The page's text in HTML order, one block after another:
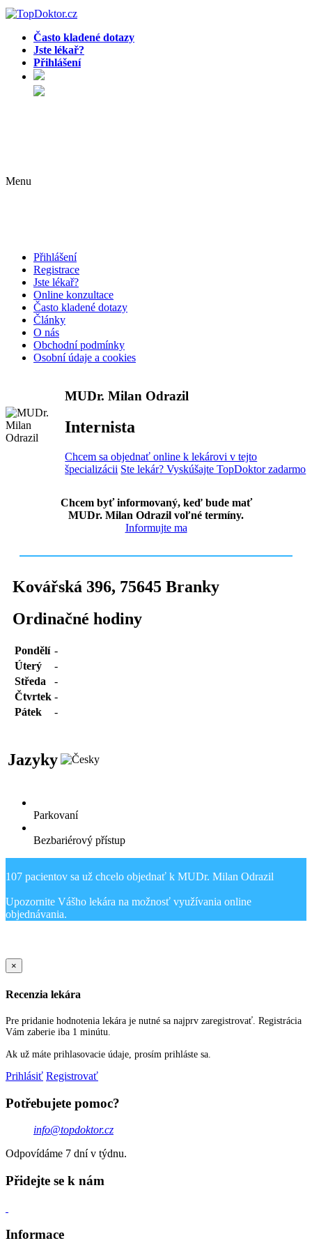
Často kladené dotazy
Jste lékař?
Přihlášení
Menu
Přihlášení
Registrace
Jste lékař?
Online konzultace
Často kladené dotazy
Články
O nás
Obchodní podmínky
Osobní údaje a cookies
MUDr. Milan Odrazil
Internista
Chcem sa objednať online k lekárovi v tejto
špecializácii Ste lekár? Vyskúšajte TopDoktor zadarmo
Chcem byť informovaný, keď bude mať
MUDr. Milan Odrazil voľné termíny.
Informujte ma
Kovářská 396, 75645 Branky
Ordinačné hodiny
Pondělí -
Úterý
-
Středa
-
Čtvrtek -
Pátek
-
Jazyky
Parkovaní
Bezbariérový přístup
107 pacientov sa už chcelo objednať k MUDr. Milan Odrazil
Upozornite Vášho lekára na možnosť využívania online
×
Recenzia lekára
Pre pridanie hodnotenia lekára je nutné sa najprv zaregistrovať. Registrácia
Vám zaberie iba 1 minútu.
Ak už máte prihlasovacie údaje, prosím prihláste sa.
Prihlásiť Registrovať
Potřebujete pomoc?
info@topdoktor.cz
Odpovídáme 7 dní v týdnu.
Přidejte se k nám
Informace